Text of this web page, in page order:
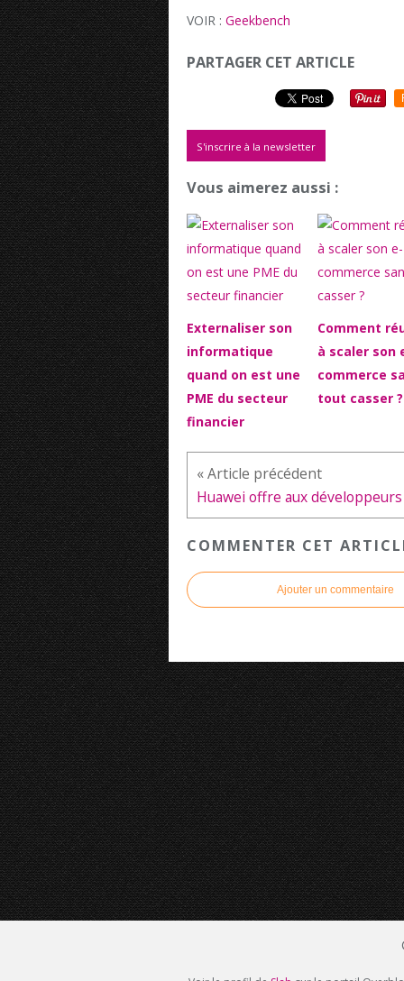
VOIR : Geekbench
PARTAGER CET ARTICLE
S'inscrire à la newsletter
Vous aimerez aussi :
Externaliser son
informatique
quand on est une
PME du secteur
financier
Comment
à scaler son
commerce
tout casser ?
COMMENTER CET
Ajouter un commentaire